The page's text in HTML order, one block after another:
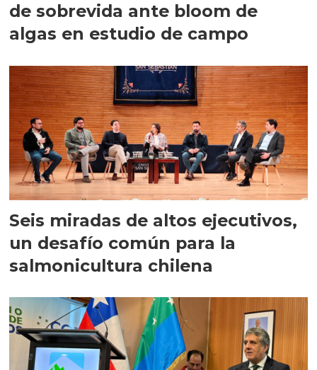
de sobrevida ante bloom de
algas en estudio de campo
Seis miradas de altos ejecutivos,
un desafío común para la
salmonicultura chilena